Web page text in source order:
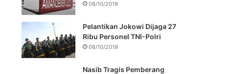
08/10/2019
Pelantikan Jokowi Dijaga 27
Ribu Personel TNI-Polri
08/10/2019
Nasib Tragis Pemberang